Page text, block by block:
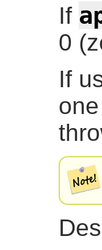
If
0
If